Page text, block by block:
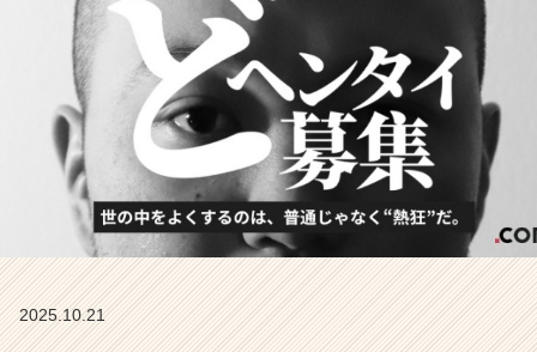
す。
【株
社
れ
か
ら
の
2025.10.21